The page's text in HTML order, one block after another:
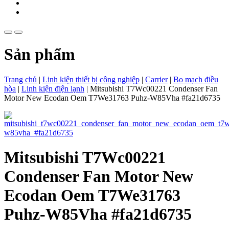
Sản phẩm
Trang chủ | Linh kiện thiết bị công nghiệp | Carrier| Bo mạch điều
hòa | Linh kiện điện lạnh | Mitsubishi T7Wc00221 Condenser Fan
Motor New Ecodan Oem T7We31763 Puhz-W85Vha #fa21d6735
Mitsubishi T7Wc00221
Condenser Fan Motor New
Ecodan Oem T7We31763
Puhz-W85Vha #fa21d6735